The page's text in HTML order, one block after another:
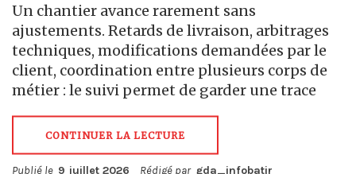
Un chantier avance rarement sans
ajustements. Retards de livraison, arbitrages
techniques, modifications demandées par le
client, coordination entre plusieurs corps de
métier : le suivi permet de garder une trace
CONTINUER LA LECTURE
Publié le 9 juillet 2026 Rédigé par gda_infobatir